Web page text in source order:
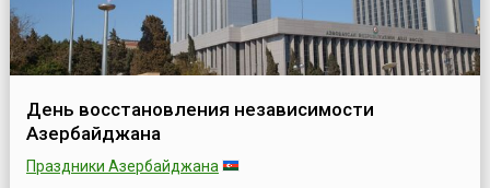
День восстановления независимости
Азербайджана
Праздники Азербайджана